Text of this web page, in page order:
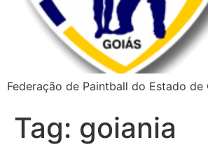
Federação de Paintball do Estado de
Tag: goiania